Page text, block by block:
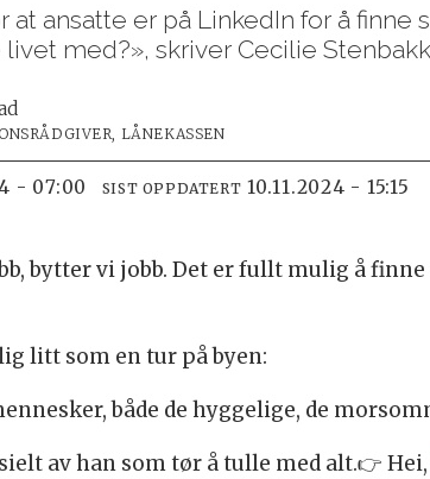
at ansatte er på LinkedIn for å
med?», skriver Cecilie
LÅNEKASSEN
- 07:00 SIST OPPDATERT 10.11.2024 - 15:15
bytter vi jobb. Det er fullt mulig å
litt som en tur på byen:
både de hyggelige, de
av han som tør å tulle med alt.👉